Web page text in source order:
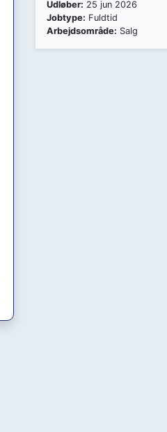
Udløber: 25 jun 2026
Jobtype: Fuldtid
Arbejdsområde: Salg